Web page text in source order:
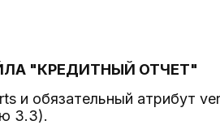
"КРЕДИТНЫЙ ОТЧЕТ"
и обязательный атрибут
3.3).